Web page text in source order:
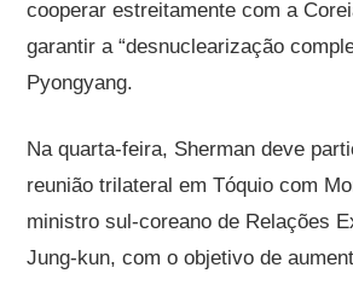
cooperar estreitamente com a
garantir a “desnuclearização
Pyongyang.
Na quarta-feira, Sherman deve
reunião trilateral em Tóquio com
ministro sul-coreano de Relações
Jung-kun, com o objetivo de